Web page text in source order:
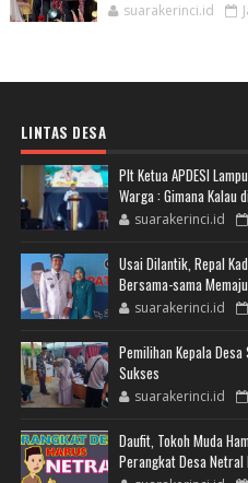
suarakerinci.id
LINTAS DESA
Plt Ketua APDESI
Warga : Gimana Kalau
suarakerinci.id
Usai Dilantik, Repal
Bersama-sama
suarakerinci.id
Pemilihan Kepala
Sukses
suarakerinci.id
Daufit, Tokoh Muda
Perangkat Desa Netral